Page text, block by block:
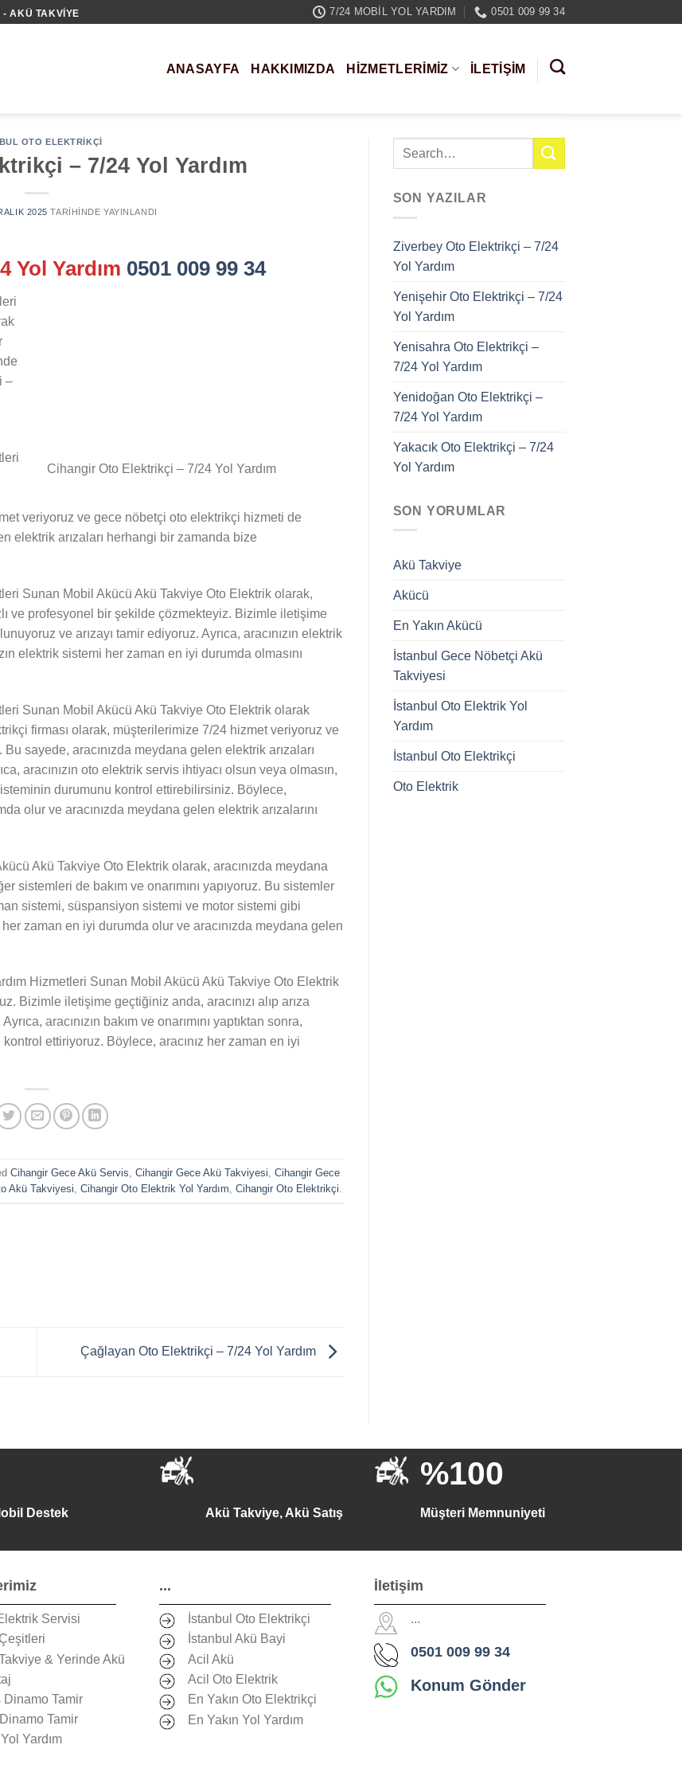
- AKÜ TAKVIYE 7/24 MOBIL YOL YARDIM 0501 009 99 34
ANASAYFA HAKKIMIZDA HIZMETLERIMIZ İLETİŞİM
OTO ELEKTRIKÇI
– 7/24 Yol Yardım
2025 TARIHINDE YAYINLANDI
Yol Yardım 0501 009 99 34
Cihangir Oto Elektrikçi – 7/24 Yol Yardım
–
veriyoruz ve gece nöbetçi oto elektrikçi hizmeti de
elektrik arızaları herhangi bir zamanda bize
Sunan Mobil Akücü Akü Takviye Oto Elektrik olarak,
ve profesyonel bir şekilde çözmekteyiz. Bizimle iletişime
ve arızayı tamir ediyoruz. Ayrıca, aracınızın elektrik
elektrik sistemi her zaman en iyi durumda olmasını
Sunan Mobil Akücü Akü Takviye Oto Elektrik olarak
firması olarak, müşterilerimize 7/24 hizmet veriyoruz ve
sayede, aracınızda meydana gelen elektrik arızaları
aracınızın oto elektrik servis ihtiyacı olsun veya olmasın,
durumunu kontrol ettirebilirsiniz. Böylece,
olur ve aracınızda meydana gelen elektrik arızalarını
Akü Takviye Oto Elektrik olarak, aracınızda meydana
sistemleri de bakım ve onarımını yapıyoruz. Bu sistemler
sistemi, süspansiyon sistemi ve motor sistemi gibi
zaman en iyi durumda olur ve aracınızda meydana gelen
Hizmetleri Sunan Mobil Akücü Akü Takviye Oto Elektrik
Bizimle iletişime geçtiğiniz anda, aracınızı alıp arıza
aracınızın bakım ve onarımını yaptıktan sonra,
kontrol ettiriyoruz. Böylece, aracınız her zaman en iyi
Cihangir Gece Akü Servis Cihangir Gece Akü Takviyesi Cihangir Gece
Akü Takviyesi Cihangir Oto Elektrik Yol Yardım Cihangir Oto Elektrikçi
Çağlayan Oto Elektrikçi – 7/24 Yol Yardım
SON YAZILAR
Ziverbey Oto Elektrikçi – 7/24
Yol Yardım
Yenişehir Oto Elektrikçi – 7/24
Yol Yardım
Yenisahra Oto Elektrikçi –
7/24 Yol Yardım
Yenidoğan Oto Elektrikçi –
7/24 Yol Yardım
Yakacık Oto Elektrikçi – 7/24
Yol Yardım
SON YORUMLAR
Akü Takviye
Akücü
En Yakın Akücü
İstanbul Gece Nöbetçi Akü
Takviyesi
İstanbul Oto Elektrik Yol
Yardım
İstanbul Oto Elektrikçi
Oto Elektrik
Destek Akü Takviye, Akü Satış
%100
Müşteri Memnuniyeti
Servisi
& Yerinde Akü
Dinamo Tamir
Tamir
Yardım
...
İstanbul Oto Elektrikçi
İstanbul Akü Bayi
Acil Akü
Acil Oto Elektrik
En Yakın Oto Elektrikçi
En Yakın Yol Yardım
İletişim
...
0501 009 99 34
Konum Gönder